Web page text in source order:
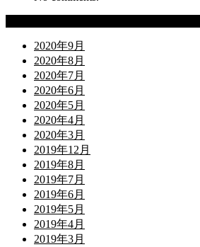
2020年9月
2020年8月
2020年7月
2020年6月
2020年5月
2020年4月
2020年3月
2019年12月
2019年8月
2019年7月
2019年6月
2019年5月
2019年4月
2019年3月